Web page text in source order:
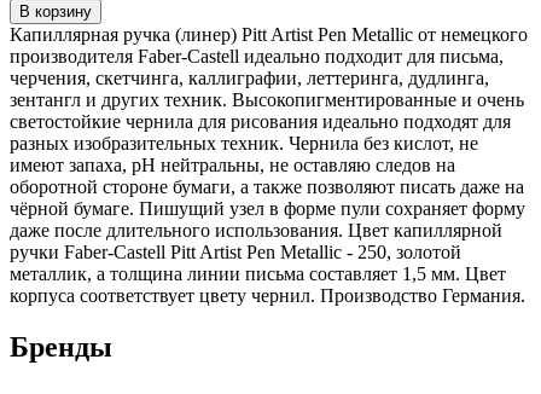
В корзину
Капиллярная ручка (линер) Pitt Artist Pen Metallic от немецкого
производителя Faber-Castell идеально подходит для письма,
черчения, скетчинга, каллиграфии, леттеринга, дудлинга,
зентангл и других техник. Высокопигментированные и очень
светостойкие чернила для рисования идеально подходят для
разных изобразительных техник. Чернила без кислот, не
имеют запаха, рН нейтральны, не оставляю следов на
оборотной стороне бумаги, а также позволяют писать даже на
чёрной бумаге. Пишущий узел в форме пули сохраняет форму
даже после длительного использования. Цвет капиллярной
ручки Faber-Castell Pitt Artist Pen Metallic - 250, золотой
металлик, а толщина линии письма составляет 1,5 мм. Цвет
корпуса соответствует цвету чернил. Производство Германия.
Бренды